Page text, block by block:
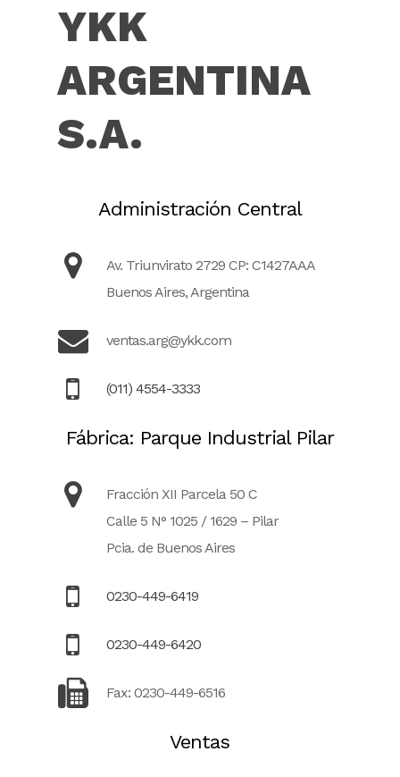
YKK
ARGENTINA
S.A.
Administración Central
Av. Triunvirato 2729 CP: C1427AAA
Buenos Aires, Argentina
ventas.arg@ykk.com
(011) 4554-3333
Fábrica: Parque Industrial Pilar
Fracción XII Parcela 50 C
Calle 5 N° 1025 / 1629 – Pilar
Pcia. de Buenos Aires
0230-449-6419
0230-449-6420
Fax: 0230-449-6516
Ventas